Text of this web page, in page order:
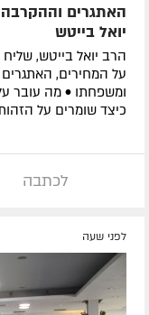
האתגרים
יואל בייטש
הרב יואל בייטש,
על המחירים,
ומשפחתו • מה עובר
כיצד שומרים על
לכתבה
לפני שעה